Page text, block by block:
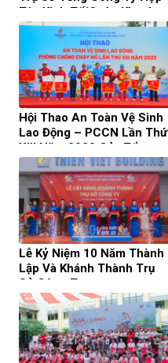
Tác Kinh Tế/Quân Khu 4
Hội Thao An Toàn Vệ Sinh
Lao Động – PCCN Lần Thứ
XIII Năm 2023 Của Tổng
Công Ty Điện Lực Dầu Khí
Việt Nam
Lễ Kỷ Niệm 10 Năm Thành
Lập Và Khánh Thành Trụ
Sở Công Ty